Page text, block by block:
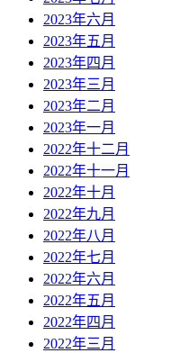
2023年六月
2023年五月
2023年四月
2023年三月
2023年二月
2023年一月
2022年十二月
2022年十一月
2022年十月
2022年九月
2022年八月
2022年七月
2022年六月
2022年五月
2022年四月
2022年三月